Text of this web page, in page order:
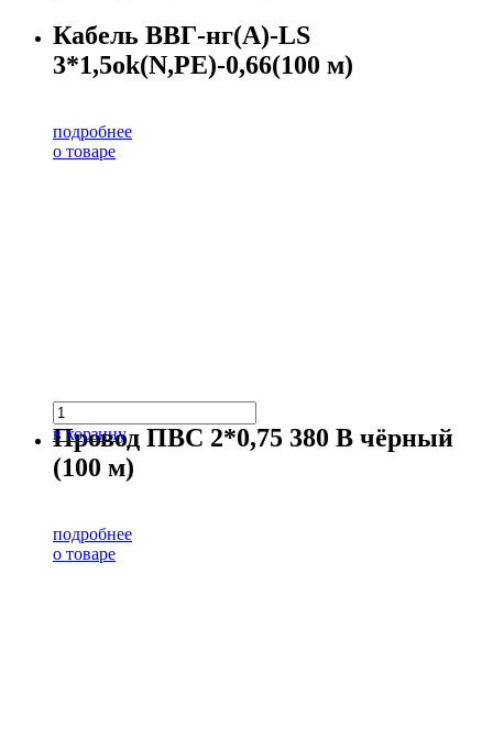
Кабель ВВГ-нг(А)-LS
3*1,5ok(N,PE)-0,66(100 м)
подробнее
о товаре
в корзину
Провод ПВС 2*0,75 380 В чёрный
(100 м)
подробнее
о товаре